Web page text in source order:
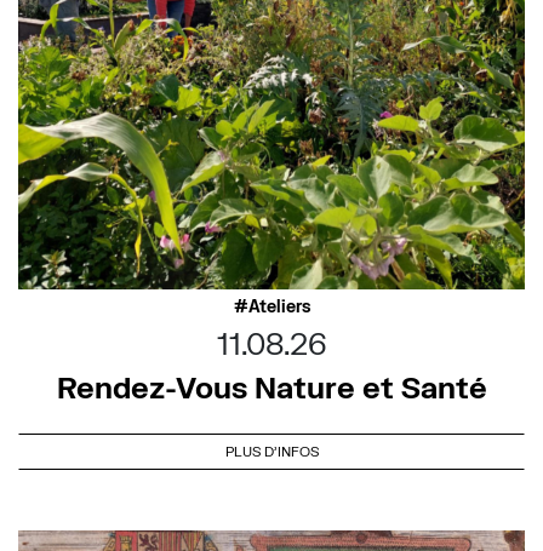
Ateliers
11.08.26
Rendez-Vous Nature et Santé
PLUS D'INFOS